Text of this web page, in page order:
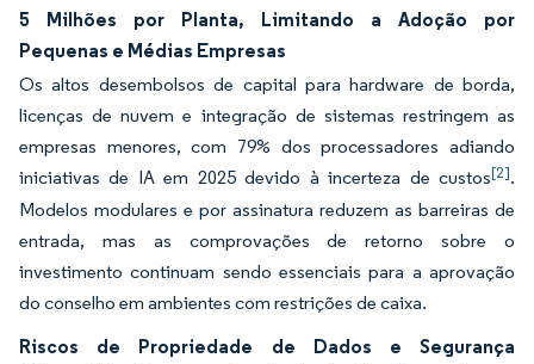
5 Milhões por Planta, Limitando a Adoção por
Pequenas e Médias Empresas
Os altos desembolsos de capital para hardware de borda,
licenças de nuvem e integração de sistemas restringem as
empresas menores, com 79% dos processadores adiando
iniciativas de IA em 2025 devido à incerteza de custos[2].
Modelos modulares e por assinatura reduzem as barreiras de
entrada, mas as comprovações de retorno sobre o
investimento continuam sendo essenciais para a aprovação
do conselho em ambientes com restrições de caixa.
Riscos de Propriedade de Dados e Segurança